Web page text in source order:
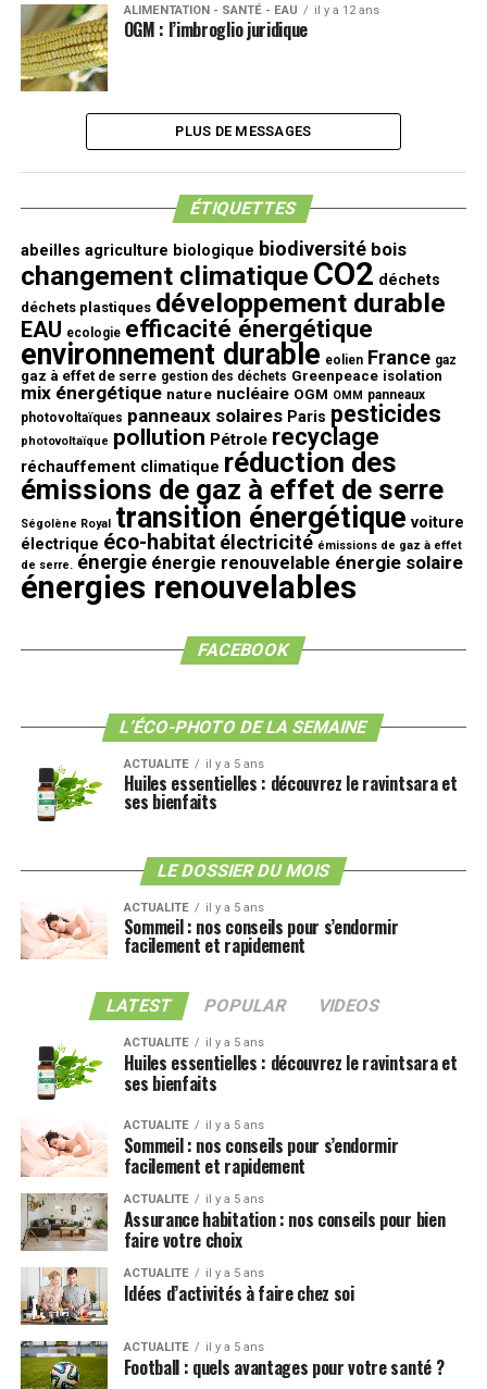
ALIMENTATION - SANTÉ - EAU il y a 12 ans
OGM : l’imbroglio juridique
PLUS DE MESSAGES
ÉTIQUETTES
abeilles agriculture biologique biodiversité bois
changement climatique CO2 déchets
déchets plastiques développement durable
EAU ecologie efficacité énergétique
environnement durable eolien France gaz
gaz à effet de serre gestion des déchets Greenpeace isolation
mix énergétique nature nucléaire OGM OMM panneaux
photovoltaïques panneaux solaires Paris pesticides
photovoltaïque pollution Pétrole recyclage
réchauffement climatique réduction des
émissions de gaz à effet de serre
Ségolène Royal transition énergétique voiture
électrique éco-habitat électricité émissions de gaz à effet
de serre. énergie énergie renouvelable énergie solaire
énergies renouvelables
FACEBOOK
L’ÉCO-PHOTO DE LA SEMAINE
ACTUALITE il y a 5 ans
Huiles essentielles : découvrez le ravintsara et
ses bienfaits
LE DOSSIER DU MOIS
ACTUALITE il y a 5 ans
Sommeil : nos conseils pour s’endormir
facilement et rapidement
LATEST POPULAR VIDEOS
ACTUALITE il y a 5 ans
Huiles essentielles : découvrez le ravintsara et
ses bienfaits
ACTUALITE il y a 5 ans
Sommeil : nos conseils pour s’endormir
facilement et rapidement
ACTUALITE il y a 5 ans
Assurance habitation : nos conseils pour bien
faire votre choix
ACTUALITE il y a 5 ans
Idées d’activités à faire chez soi
ACTUALITE il y a 5 ans
Football : quels avantages pour votre santé ?